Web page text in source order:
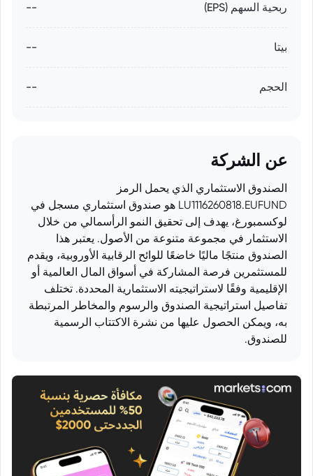
ربحية السهم (EPS) --
بيتا --
الحجم --
عن الشركة
الصندوق الاستثماري الذي يحمل الرمز
LU1116260818.EUFUND هو صندوق استثماري مسجل في
لوكسمبورغ، يهدف إلى تحقيق النمو الرأسمالي من خلال
الاستثمار في مجموعة متنوعة من الأصول. يعتبر هذا
الصندوق منتجًا ماليًا خاضعًا للوائح الرقابية الأوروبية، ويقدم
للمستثمرين فرصة المشاركة في أسواق المال العالمية أو
الإقليمية وفقًا لاستراتيجيته الاستثمارية المحددة. تختلف
تفاصيل استراتيجية الصندوق والرسوم والمخاطر المرتبطة
به، ويمكن الحصول عليها من نشرة الاكتتاب الرسمية
للصندوق.